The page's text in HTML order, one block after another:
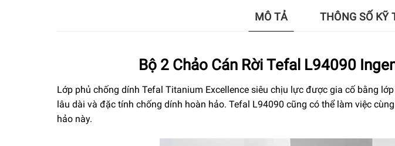
MÔ TẢ THÔNG SỐ KỸ
Bộ 2 Chảo Cán Rời Tefal L94090
Lớp phủ chống dính Tefal Titanium Excellence siêu chịu lực được gia cố bằng
lâu dài và đặc tính chống dính hoàn hảo. Tefal L94090 cũng có thể làm việc
hảo này.